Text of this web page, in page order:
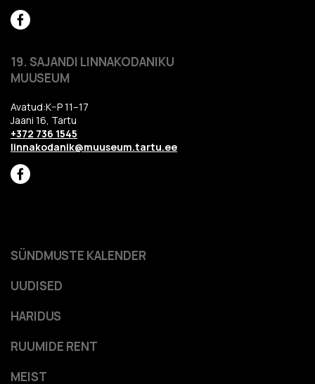
19. SAJANDI LINNAKODANIKU
MUUSEUM
Avatud:K–P 11–17
Jaani 16, Tartu
+372 736 1545
linnakodanik@muuseum.tartu.ee
HARIDUS
RUUMIDE RENT
MEIST
SÜNDMUSTE KALENDER
UUDISED